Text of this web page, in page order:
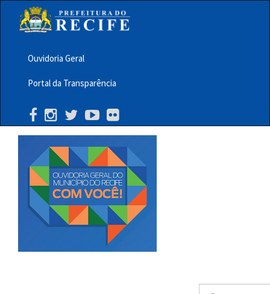
principalMenu
Barra
Topo
PCR
Ouvidoria Geral
Portal da Transparência